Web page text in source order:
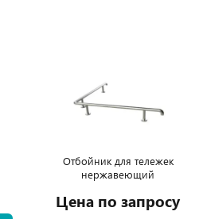
Отбойник для тележек
нержавеющий
Цена по запросу